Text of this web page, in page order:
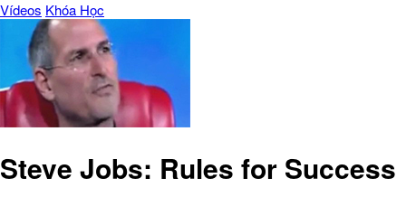
Vídeos Khóa Học
Steve Jobs: Rules for Success